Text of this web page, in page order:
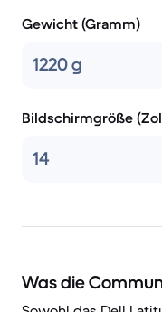
Gewicht (Gramm)
1220 g
Bildschirmgröße
14
Was die